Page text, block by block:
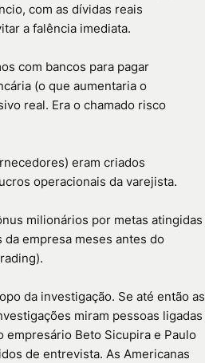
com as dívidas reais
a falência imediata.
com bancos para pagar
(o que aumentaria o
real. Era o chamado risco
eram criados
operacionais da varejista.
milionários por metas atingidas
empresa meses antes do
da investigação. Se até então as
miram pessoas ligadas
empresário Beto Sicupira e Paulo
de entrevista. As Americanas